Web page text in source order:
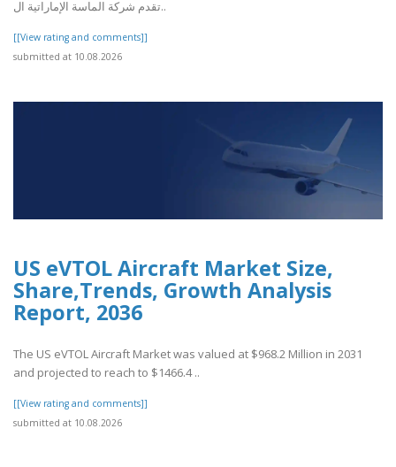
تقدم شركة الماسة الإماراتية ال..
[[View rating and comments]]
submitted at 10.08.2026
US eVTOL Aircraft Market Size,
Share,Trends, Growth Analysis
Report, 2036
The US eVTOL Aircraft Market was valued at $968.2 Million in 2031
and projected to reach to $1466.4 ..
[[View rating and comments]]
submitted at 10.08.2026